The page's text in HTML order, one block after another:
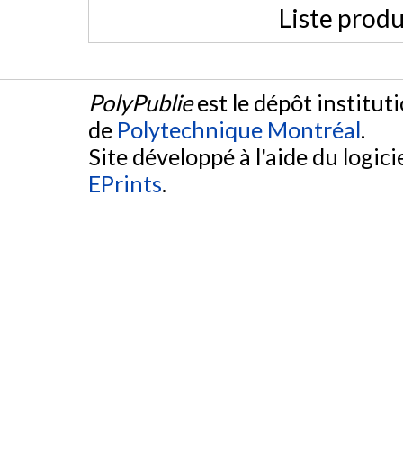
Liste
PolyPublieest le dépôt
de Polytechnique Montréal.
Site développé à l'aide du
EPrints.